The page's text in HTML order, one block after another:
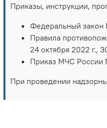
Приказы, инструкции,
Федеральный
Правила
24 октября 2022 г.,
Приказ МЧС России
При проведении